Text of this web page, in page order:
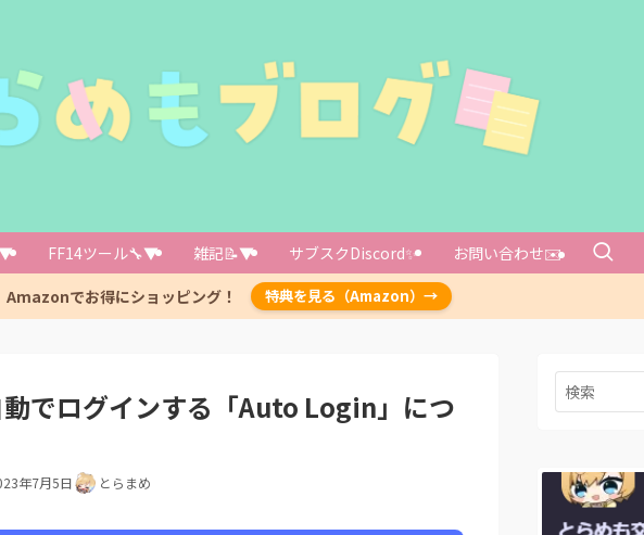
FF14ツール🔧▼ 雑記📝▼ サブスクDiscord✨️
お問い合わせ✉️
Amazonでお得にショッピング！
特典を見る（Amazon）→
でログインする「Auto Login」につ
年7月5日 とらまめ
（自動でログインするキャラクターの設定）
ジする方法